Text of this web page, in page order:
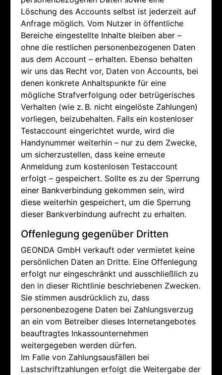
Löschung des Accounts selbst ist jederzeit auf
Anfrage möglich. Vom Nutzer in öffentliche
Bereiche eingestellte Inhalte bleiben aber –
ohne die restlichen personenbezogenen Daten
aus dem Account – erhalten. Ebenso behalten
wir uns das Recht vor, Daten von Accounts, bei
denen konkrete Anhaltspunkte für eine
mögliche Strafverfolgung oder betrügerisches
Verhalten (wie z. B. nicht eingelöste Zahlungen)
vorliegen, beizubehalten. Falls ein kostenloser
Testaccount eingerichtet wurde, wird die
Handynummer weiterhin – nur zu dem Zwecke,
um sicherzustellen, dass keine erneute
Anmeldung zum kostenlosen Testaccount
erfolgt – gespeichert. Sollte es zu der Sperrung
einer Bankverbindung gekommen sein, wird
diese weiterhin gespeichert, um die Sperrung
dieser Bankverbindung aufrecht zu erhalten.
Offenlegung gegenüber Dritten
GEONDA GmbH verkauft oder vermietet keine
persönlichen Daten an Dritte. Eine Offenlegung
erfolgt nur eingeschränkt und ausschließlich zu
den in dieser Richtlinie beschriebenen Zwecken.
Sie stimmen ausdrücklich zu, dass
personenbezogene Daten bei Zahlungsverzug
an ein vom Betreiber dieses Internetangebotes
beauftragtes Inkassounternehmen
weitergegeben werden dürfen.
Im Falle von Zahlungsausfällen bei
Lastschriftzahlungen erfolgt die Weitergabe der